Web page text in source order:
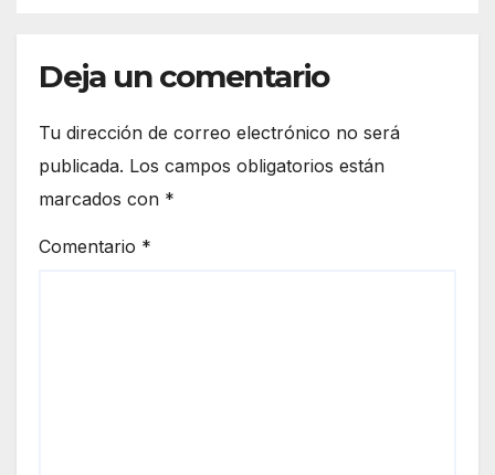
Deja un comentario
Tu dirección de correo electrónico no será
publicada. Los campos obligatorios están
marcados con *
Comentario *